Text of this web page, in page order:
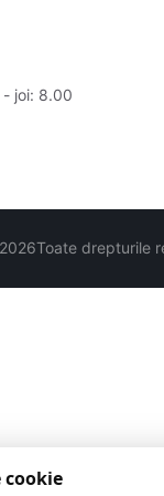
- joi: 8.00
Toate drepturile
cookie